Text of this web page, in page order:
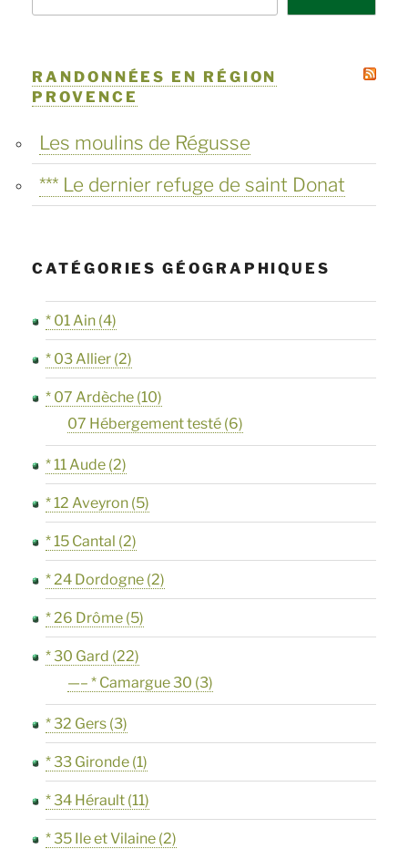
RANDONNÉES EN RÉGION
PROVENCE
Les moulins de Régusse
*** Le dernier refuge de saint Donat
CATÉGORIES GÉOGRAPHIQUES
* 01 Ain (4)
* 03 Allier (2)
* 07 Ardèche (10)
07 Hébergement testé (6)
* 11 Aude (2)
* 12 Aveyron (5)
* 15 Cantal (2)
* 24 Dordogne (2)
* 26 Drôme (5)
* 30 Gard (22)
—– * Camargue 30 (3)
* 32 Gers (3)
* 33 Gironde (1)
* 34 Hérault (11)
* 35 Ile et Vilaine (2)